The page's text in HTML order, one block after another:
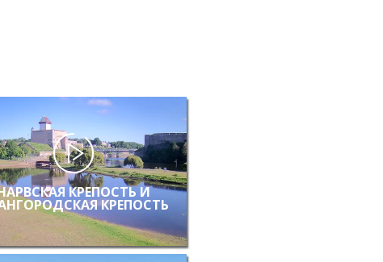
КРЕПОСТЬ И
КРЕПОСТЬ